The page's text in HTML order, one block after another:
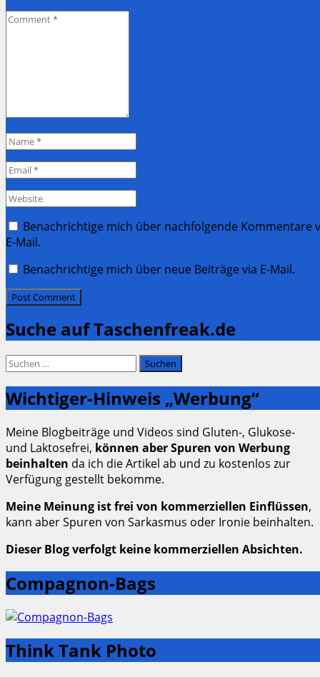
Comment
Name
Email
Website
Benachrichtige mich über nachfolgende Kommentare
E-Mail.
Benachrichtige mich über neue Beiträge via E-Mail.
Suche auf Taschenfreak.de
Suchen
Wichtiger-Hinweis „Werbung“
Meine Blogbeiträge und Videos sind Gluten-, Glukose-
und Laktosefrei, können aber Spuren von Werbung
beinhalten da ich die Artikel ab und zu kostenlos zur
Verfügung gestellt bekomme.
Meine Meinung ist frei von kommerziellen Einflüssen,
kann aber Spuren von Sarkasmus oder Ironie beinhalten.
Dieser Blog verfolgt keine kommerziellen Absichten.
Compagnon-Bags
Think Tank Photo